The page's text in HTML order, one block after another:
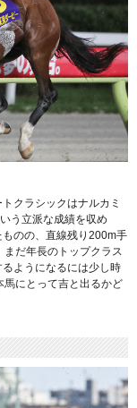
クラシックはナルカミ
う立派な成績を収め
のの、直線残り200m手
だ年長のトップクラス
ようになるには少し時
にとって吉と出るかど